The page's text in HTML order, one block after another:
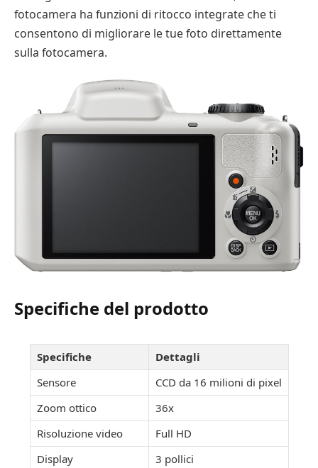
fotocamera ha funzioni di ritocco integrate che ti
consentono di migliorare le tue foto direttamente
sulla fotocamera.
Specifiche del prodotto
Specifiche
Dettagli
Sensore
CCD da 16 milioni di pixel
Zoom ottico
36x
Risoluzione video
Full HD
Display
3 pollici